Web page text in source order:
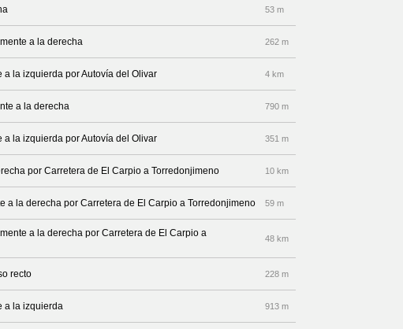
53 m
a la derecha 262 m
a la izquierda por Autovía del Olivar 4 km
a la derecha 790 m
a la izquierda por Autovía del Olivar 351 m
por Carretera de El Carpio a Torredonjimeno 10 km
a la derecha por Carretera de El Carpio a Torredonjimeno 59 m
a la derecha por Carretera de El Carpio a
48 km
recto 228 m
a la izquierda 913 m